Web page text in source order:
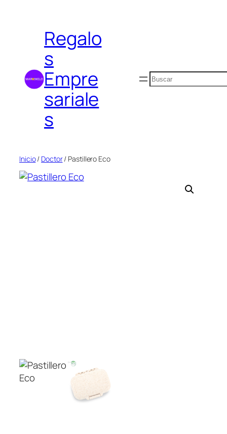
contenidoRegalo
s
Empre
sariale
s
Buscar
Inicio/ Doctor/ Pastillero Eco